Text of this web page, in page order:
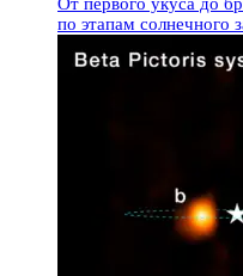
От первого укуса до
по этапам солнечного